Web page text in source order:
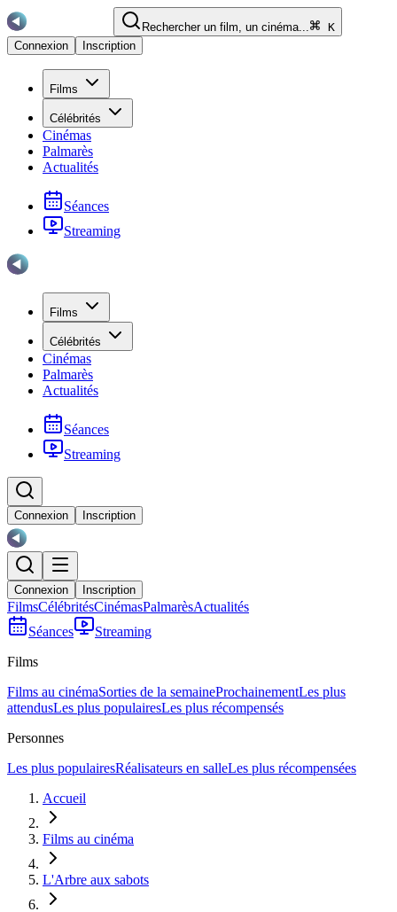
Rechercher un film, un cinéma...
K
Connexion
Inscription
Films
Célébrités
Cinémas
Palmarès
Actualités
Séances
Streaming
Films
Célébrités
Cinémas
Palmarès
Actualités
Séances
Streaming
Connexion Inscription
Connexion Inscription
FilmsCélébritésCinémasPalmarèsActualités
Séances
Streaming
Films
Films au cinémaSorties de la semaineProchainementLes plus
attendusLes plus populairesLes plus récompensés
Personnes
Les plus populairesRéalisateurs en salleLes plus récompensées
Accueil
Films au cinéma
L'Arbre aux sabots